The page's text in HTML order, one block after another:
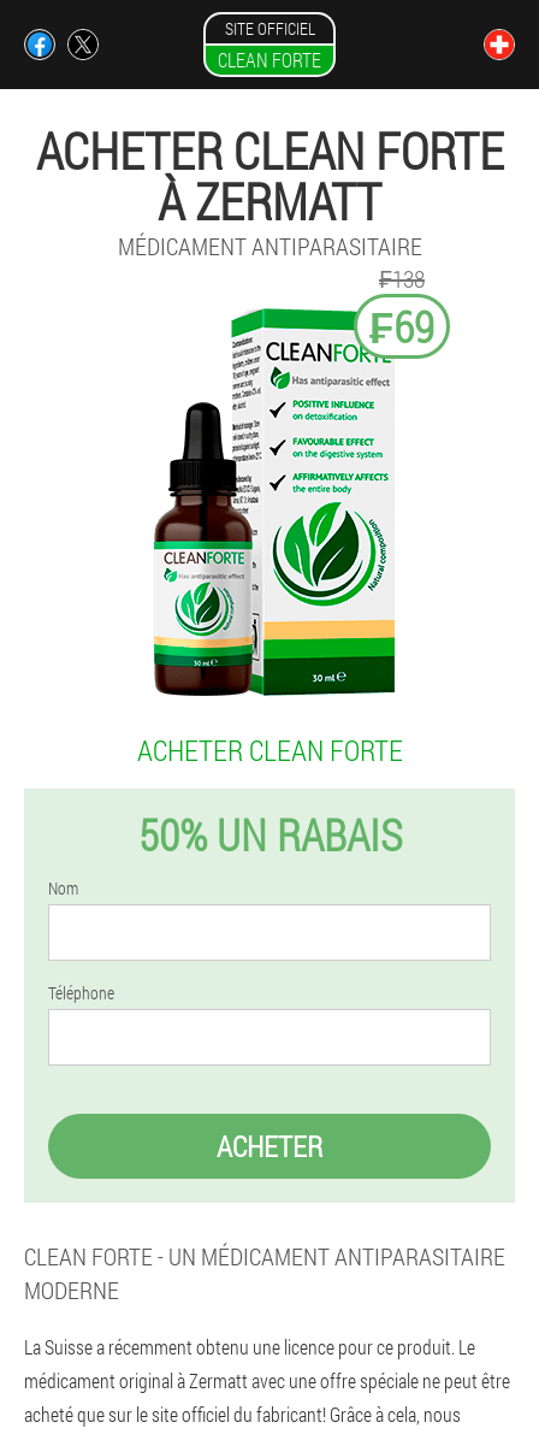
SITE OFFICIEL
CLEAN FORTE
ACHETER CLEAN FORTE
À ZERMATT
MÉDICAMENT ANTIPARASITAIRE
₣138
₣69
ACHETER CLEAN FORTE
50% UN RABAIS
Nom
Téléphone
ACHETER
CLEAN FORTE - UN MÉDICAMENT ANTIPARASITAIRE
MODERNE
La Suisse a récemment obtenu une licence pour ce produit. Le
médicament original à Zermatt avec une offre spéciale ne peut être
acheté que sur le site officiel du fabricant! Grâce à cela, nous